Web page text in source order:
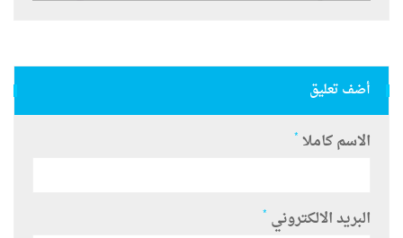
أضف تعليق
الاسم كاملا *
البريد الالكتروني *